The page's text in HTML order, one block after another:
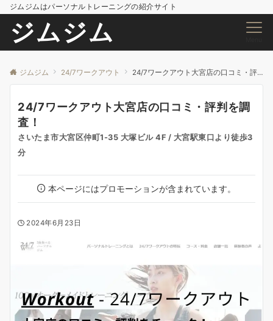
ジムジムはパーソナルトレーニングの紹介サイト
ジムジム
ジムジム 24/7ワークアウト 24/7ワークアウト大宮店の口コミ・評判を調査！
24/7ワークアウト大宮店の口コミ・評判を調
査！
さいたま市大宮区仲町1-35 大塚ビル 4F / 大宮駅東口より徒歩3
分
本ページにはプロモーションが含まれています。
2024年6月23日